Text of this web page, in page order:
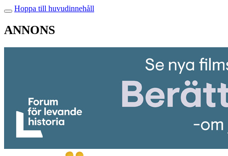
Hoppa till huvudinnehåll
ANNONS